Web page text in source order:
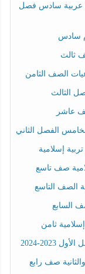
عربية سادس فصل
سادس
ثالث
الصف الثامن
الثالث
عاشر
الفصل الثاني
إسلامية
صف تاسع
السابع
2024
صف رابع